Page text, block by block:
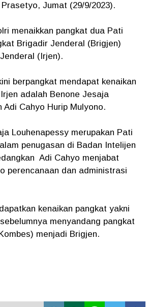
Jumat (29/9/2023).
menaikkan pangkat dua Pati
Brigadir Jenderal (Brigjen)
(Irjen).
berpangkat mendapat kenaikan
adalah Benone Jesaja
Adi Cahyo Hurip Mulyono.
Louhenapessy merupakan Pati
penugasan di Badan Intelijen
Adi Cahyo menjabat
perencanaan dan administrasi
kenaikan pangkat yakni
menyandang pangkat
menjadi Brigjen.